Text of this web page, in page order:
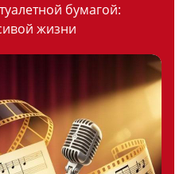
бумагой:
жизни